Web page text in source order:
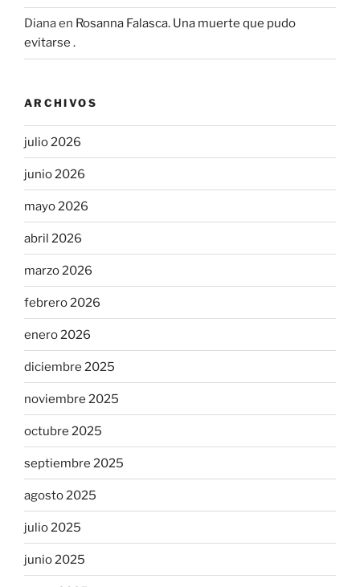
Dianaen Rosanna Falasca. Una muerte que pudo
evitarse .
ARCHIVOS
julio 2026
junio 2026
mayo 2026
abril 2026
marzo 2026
febrero 2026
enero 2026
diciembre 2025
noviembre 2025
octubre 2025
septiembre 2025
agosto 2025
julio 2025
junio 2025